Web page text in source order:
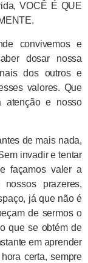
VOCÊ É QUE
convivemos e
dosar nossa
dos outros e
valores. Que
atenção e nosso
de mais nada,
invadir e tentar
façamos valer a
prazeres,
já que não é
de sermos o
que se obtém de
em aprender
certa, sempre